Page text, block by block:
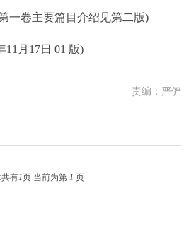
卷主要篇目介绍见第二版)
月17日 01 版)
责编：严俨
有1页 当前为第 1 页